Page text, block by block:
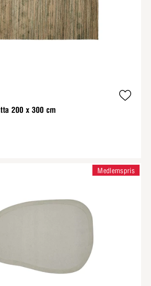
200 x 300 cm
Medlemspris